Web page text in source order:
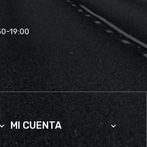
19:00
 MI CUENTA 